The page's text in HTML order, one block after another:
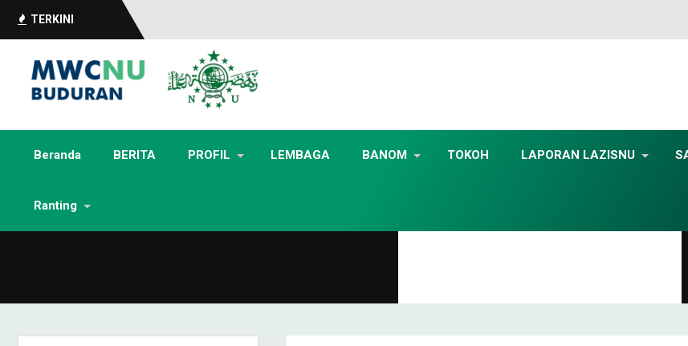
TERKINI
Beranda BERITA PROFIL LEMBAGA BANOM TOKOH LAPORAN LAZISNU
Ranting